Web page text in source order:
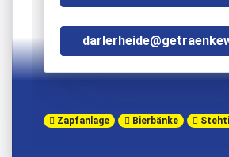
Öffnungszeiten:
Mo. - Fr. 9:00 - 18:30 Uhr
Sa. 9:00 - 14:00 Uhr (So. geschlossen)
Zapfanlage Bierbänke